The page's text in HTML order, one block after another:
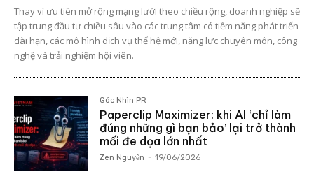
Thay vì ưu tiên mở rộng mạng lưới theo chiều rộng, doanh nghiệp sẽ
tập trung đầu tư chiều sâu vào các trung tâm có tiềm năng phát triển
dài hạn, các mô hình dịch vụ thế hệ mới, năng lực chuyên môn, công
nghệ và trải nghiệm hội viên.
Góc Nhìn PR
Paperclip Maximizer: khi AI ‘chỉ làm
đúng những gì bạn bảo’ lại trở thành
mối đe dọa lớn nhất
Zen Nguyễn - 19/06/2026